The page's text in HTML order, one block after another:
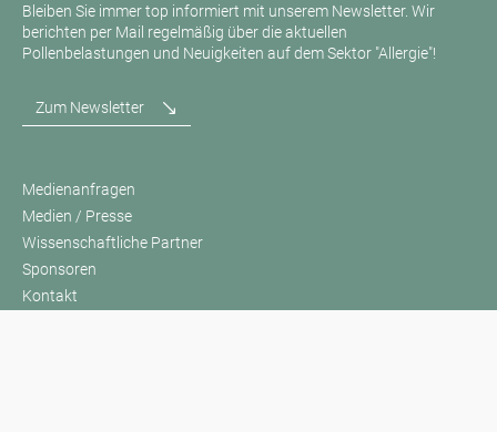
Bleiben Sie immer top informiert mit unserem Newsletter. Wir
berichten per Mail regelmäßig über die aktuellen
Pollenbelastungen und Neuigkeiten auf dem Sektor "Allergie"!
Zum Newsletter
Medienanfragen
Medien / Presse
Wissenschaftliche Partner
Sponsoren
Kontakt